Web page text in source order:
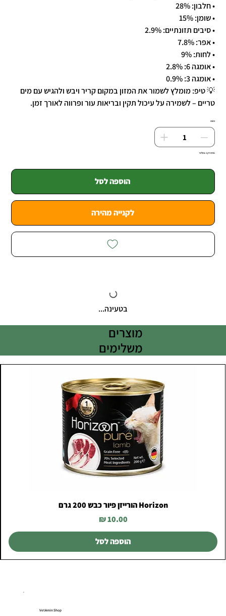
• חלבון: 28%
• שומן: 15%
• סיבים תזונתיים: 2.9%
• אפר: 7.8%
• לחות: 9%
• אומגה 6: 2.8%
• אומגה 3: 0.9%
💡 טיפ: מומלץ לשמור את המזון במקום קריר ויבש ולהגיש עם מים
טריים – לשמירה על עיכול תקין ובריאות עור ופרווה לאורך זמן.
כמות
נותרו רק 1 במלאי
הוספה לסל
לקנייה מהירה
בטעינה...
מוצרים
משלימים
Horizon הורייזן פיור כבש 200 גרם
מחיר
הוספה לסל
VetAmin Shop